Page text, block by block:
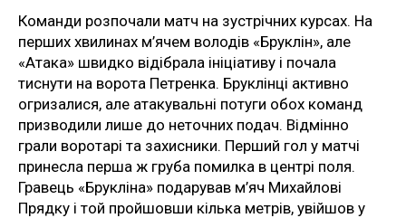
Команди розпочали матч на зустрічних курсах. На
перших хвилинах м’ячем володів «Бруклін», але
«Атака» швидко відібрала ініціативу і почала
тиснути на ворота Петренка. Бруклінці активно
огризалися, але атакувальні потуги обох команд
призводили лише до неточних подач. Відмінно
грали воротарі та захисники. Перший гол у матчі
принесла перша ж груба помилка в центрі поля.
Гравець «Брукліна» подарував м’яч Михайлові
Прядку і той пройшовши кілька метрів, увійшов у